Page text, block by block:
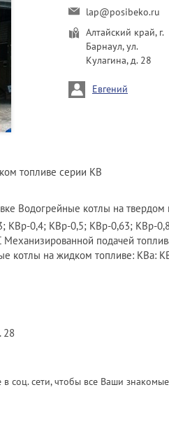
lap@posibeko.ru
Алтайский край, г.
Барнаул, ул.
Кулагина, д. 28
Евгений
топливе серии КВ
Водогрейные котлы на
КВр-0,4; КВр-0,5; КВр-0,63; КВр-
подачей
на жидком топливе: КВа:
28
соц. сети, чтобы все Ваши